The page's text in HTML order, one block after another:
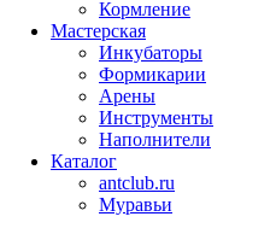
Кормление
Мастерская
Инкубаторы
Формикарии
Арены
Инструменты
Наполнители
Каталог
antclub.ru
Муравьи